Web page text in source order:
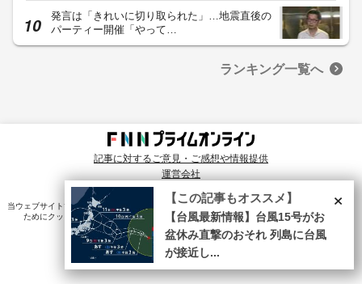
発言は「きれいに切り取られた」…地震直後の
パーティー開催「やって…
ランキング一覧へ
記事に対するご意見・ご感想や情報提供
運営会社
© Fuji News Network, Inc. All rights reserved.
当ウェブサイトでは、ユーザのニーズ・興味・関⼼に合致したコンテンツや広告配信を提供する
ためにクッキーを使⽤しています。詳細は、プライバシーポリシー をご確認ください。
×
【この記事もオススメ】
【台風最新情報】台風15号がお
盆休み直撃のおそれ 列島に台風
が接近し...